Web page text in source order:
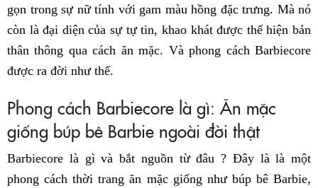
gọn trong sự nữ tính với gam màu hồng đặc trưng. Mà nó
còn là đại diện của sự tự tin, khao khát được thể hiện bản
thân thông qua cách ăn mặc. Và phong cách Barbiecore
được ra đời như thế.
Phong cách Barbiecore là gì: Ăn mặc
giống búp bê Barbie ngoài đời thật
Barbiecore là gì và bắt nguồn từ đâu ? Đây là là một
phong cách thời trang ăn mặc giống như búp bê Barbie,